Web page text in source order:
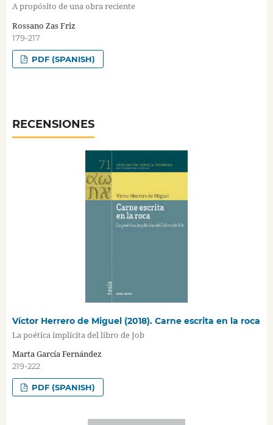
A propósito de una obra reciente
Rossano Zas Friz
179-217
PDF (SPANISH)
RECENSIONES
Víctor Herrero de Miguel (2018). Carne escrita en la roca
La poética implícita del libro de Job
Marta García Fernández
219-222
PDF (SPANISH)